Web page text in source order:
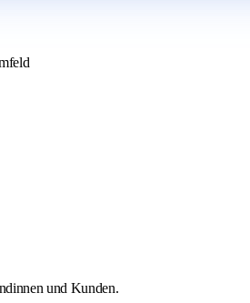
und Kunden.